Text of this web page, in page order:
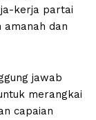
kerja partai
amanah dan
jawab
merangkai
capaian